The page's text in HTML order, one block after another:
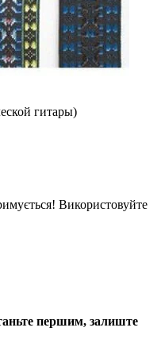
гитары)
Використовуйте
першим, залиште